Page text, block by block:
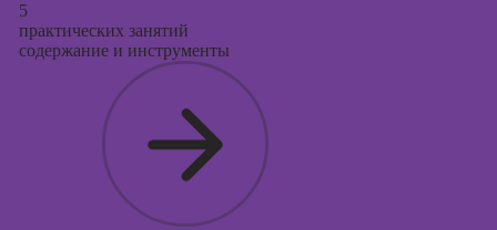
5
практических занятий
содержание и инструменты